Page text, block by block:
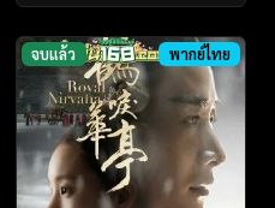
จบแล้ว พากย์ไทย